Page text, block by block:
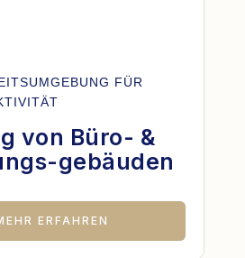
FÜR
von Büro- &
gebäuden
ERFAHREN